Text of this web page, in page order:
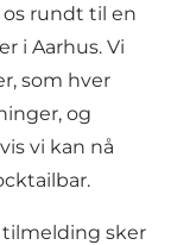
os rundt til en
i Aarhus. Vi
som hver
og
vi kan nå
tilmelding sker